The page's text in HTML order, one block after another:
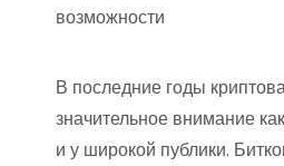
возможности
В последние годы
значительное внимание
и у широкой публики.